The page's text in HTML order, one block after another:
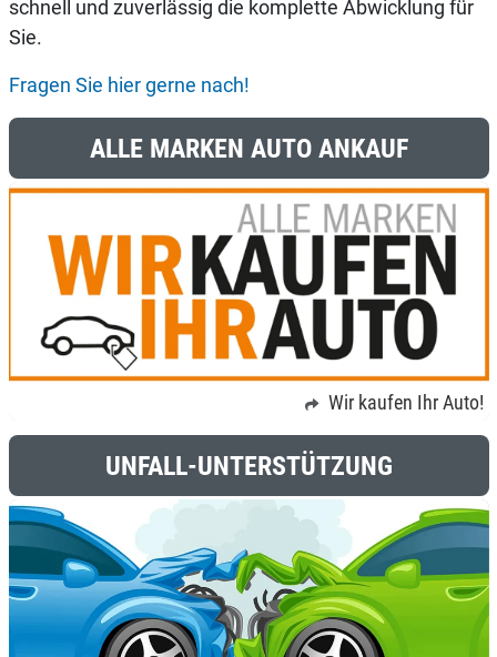
schnell und zuverlässig die komplette Abwicklung für
Sie.
Fragen Sie hier gerne nach!
ALLE MARKEN AUTO ANKAUF
Wir kaufen Ihr Auto!
UNFALL-UNTERSTÜTZUNG